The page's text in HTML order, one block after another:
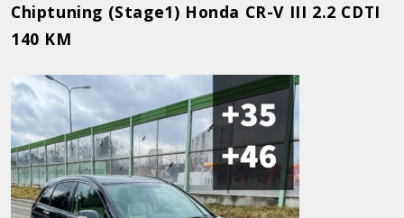
Fiat
Honda
Hyundai
Infiniti
KIA
Chiptuning (Stage1) Honda CR-V III 2.2 CDTI
140 KM